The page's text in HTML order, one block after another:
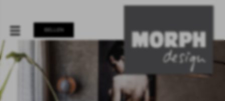
BELLEN